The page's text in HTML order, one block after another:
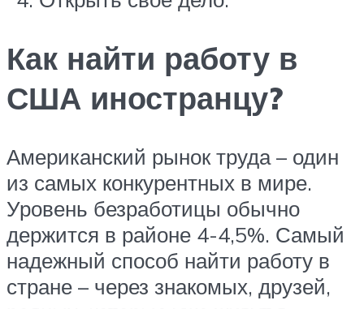
Как найти работу в
США иностранцу?
Американский рынок труда – один
из самых конкурентных в мире.
Уровень безработицы обычно
держится в районе 4-4,5%. Самый
надежный способ найти работу в
стране – через знакомых, друзей,